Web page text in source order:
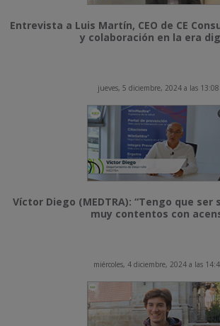
Entrevista a Luis Martín, CEO de CE
y colaboración en la era
jueves, 5 diciembre, 2024 a las 13:08
Víctor Diego (MEDTRA): “Tengo que
muy contentos con
miércoles, 4 diciembre, 2024 a las